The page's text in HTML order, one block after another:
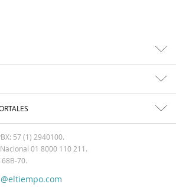
57 (1) 2940100.
01 8000 110 211.
70.